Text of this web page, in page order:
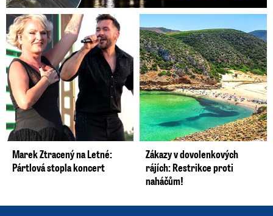
Marek Ztracený na Letné:
Pártlová stopla koncert
Zákazy v dovolenkových
rájích: Restrikce proti
naháčům!